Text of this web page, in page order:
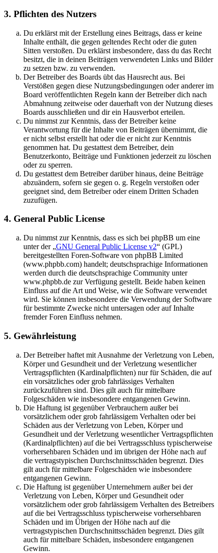
3. Pflichten des Nutzers
Du erklärst mit der Erstellung eines Beitrags, dass er keine
Inhalte enthält, die gegen geltendes Recht oder die guten
Sitten verstoßen. Du erklärst insbesondere, dass du das Recht
besitzt, die in deinen Beiträgen verwendeten Links und Bilder
zu setzen bzw. zu verwenden.
Der Betreiber des Boards übt das Hausrecht aus. Bei
Verstößen gegen diese Nutzungsbedingungen oder anderer im
Board veröffentlichten Regeln kann der Betreiber dich nach
Abmahnung zeitweise oder dauerhaft von der Nutzung dieses
Boards ausschließen und dir ein Hausverbot erteilen.
Du nimmst zur Kenntnis, dass der Betreiber keine
Verantwortung für die Inhalte von Beiträgen übernimmt, die
er nicht selbst erstellt hat oder die er nicht zur Kenntnis
genommen hat. Du gestattest dem Betreiber, dein
Benutzerkonto, Beiträge und Funktionen jederzeit zu löschen
oder zu sperren.
Du gestattest dem Betreiber darüber hinaus, deine Beiträge
abzuändern, sofern sie gegen o. g. Regeln verstoßen oder
geeignet sind, dem Betreiber oder einem Dritten Schaden
zuzufügen.
4. General Public License
Du nimmst zur Kenntnis, dass es sich bei phpBB um eine
unter der „GNU General Public License v2“ (GPL)
bereitgestellten Foren-Software von phpBB Limited
(www.phpbb.com) handelt; deutschsprachige Informationen
werden durch die deutschsprachige Community unter
www.phpbb.de zur Verfügung gestellt. Beide haben keinen
Einfluss auf die Art und Weise, wie die Software verwendet
wird. Sie können insbesondere die Verwendung der Software
für bestimmte Zwecke nicht untersagen oder auf Inhalte
fremder Foren Einfluss nehmen.
5. Gewährleistung
Der Betreiber haftet mit Ausnahme der Verletzung von Leben,
Körper und Gesundheit und der Verletzung wesentlicher
Vertragspflichten (Kardinalpflichten) nur für Schäden, die auf
ein vorsätzliches oder grob fahrlässiges Verhalten
zurückzuführen sind. Dies gilt auch für mittelbare
Folgeschäden wie insbesondere entgangenen Gewinn.
Die Haftung ist gegenüber Verbrauchern außer bei
vorsätzlichem oder grob fahrlässigem Verhalten oder bei
Schäden aus der Verletzung von Leben, Körper und
Gesundheit und der Verletzung wesentlicher Vertragspflichten
(Kardinalpflichten) auf die bei Vertragsschluss typischerweise
vorhersehbaren Schäden und im übrigen der Höhe nach auf
die vertragstypischen Durchschnittsschäden begrenzt. Dies
gilt auch für mittelbare Folgeschäden wie insbesondere
entgangenen Gewinn.
Die Haftung ist gegenüber Unternehmern außer bei der
Verletzung von Leben, Körper und Gesundheit oder
vorsätzlichem oder grob fahrlässigem Verhalten des Betreibers
auf die bei Vertragsschluss typischerweise vorhersehbaren
Schäden und im Übrigen der Höhe nach auf die
vertragstypischen Durchschnittsschäden begrenzt. Dies gilt
auch für mittelbare Schäden, insbesondere entgangenen
Gewinn.